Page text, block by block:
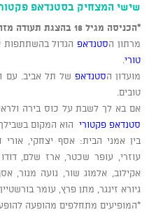
שישי המצחיק בסטנדאפ פקטורי -
*הכניסה מגיל 18 בהצגת תעודה מזהה בכניסה
מרתון הסטנדאפ הגדול בהשתתפות
טורי.
מועדון הסטנדאפ של תל אביב. עם
טובים.
אם בא לך לשבת על כוס בירה
סטנדאפ פקטורי הוא המקום
בין אמני הבית: אסף יצחקי, אורי
עוזרי, עופר שכטר, ארז שלם,
אקילוב, אלמוג שור, נועה מנור,
גיורא זינגר, מתן פרץ, עומר
*המופיעים מתחלפים מהופעה